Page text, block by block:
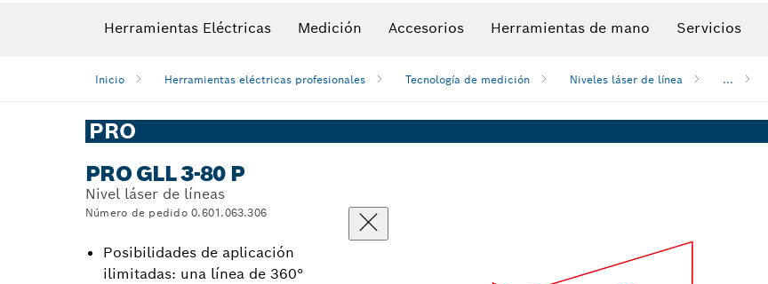
Herramientas Eléctricas Medición Accesorios Herramientas de mano Servicios
Inicio Herramientas eléctricas profesionales Tecnología de medición Niveles láser de línea ...
PRO
PRO GLL 3-80 P
Nivel láser de líneas
Número de pedido 0.601.063.306
Posibilidades de aplicación
ilimitadas: una línea de 360°